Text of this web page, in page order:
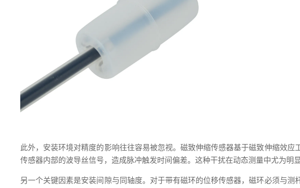
此外，安装环境对精度的影响往往容易被忽视。磁致伸缩传感器基于磁致伸缩效
传感器内部的波导丝信号，造成脉冲触发时间偏差。这种干扰在动态测量中尤为明
另一个关键因素是安装间隙与同轴度。对于带有磁环的位移传感器，磁环必须与